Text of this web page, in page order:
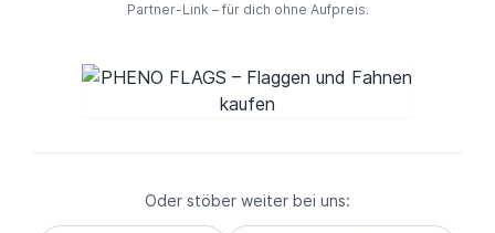
Partner-Link – für dich ohne Aufpreis.
Oder stöber weiter bei uns: